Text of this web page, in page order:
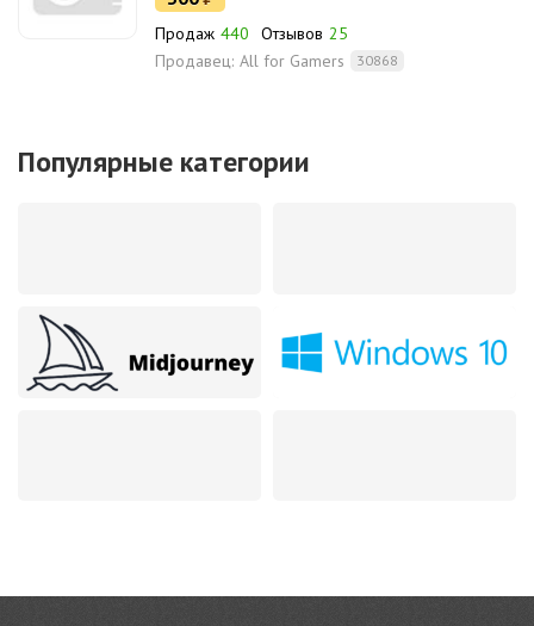
Продаж 440 Отзывов 25
Продавец: All for Gamers 30868
Популярные категории